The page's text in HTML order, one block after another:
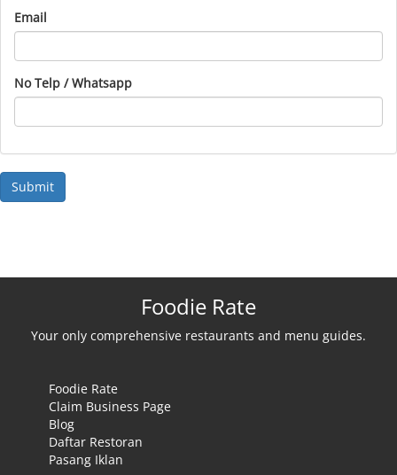
Email
No Telp / Whatsapp
Foodie Rate
Your only comprehensive restaurants and menu guides.
Foodie Rate
Claim Business Page
Blog
Daftar Restoran
Pasang Iklan